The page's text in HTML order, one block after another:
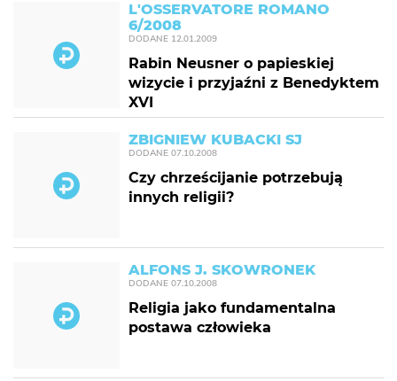
L'OSSERVATORE ROMANO
6/2008
DODANE 12.01.2009
Rabin Neusner o papieskiej
wizycie i przyjaźni z Benedyktem
XVI
ZBIGNIEW KUBACKI SJ
DODANE 07.10.2008
Czy chrześcijanie potrzebują
innych religii?
ALFONS J. SKOWRONEK
DODANE 07.10.2008
Religia jako fundamentalna
postawa człowieka